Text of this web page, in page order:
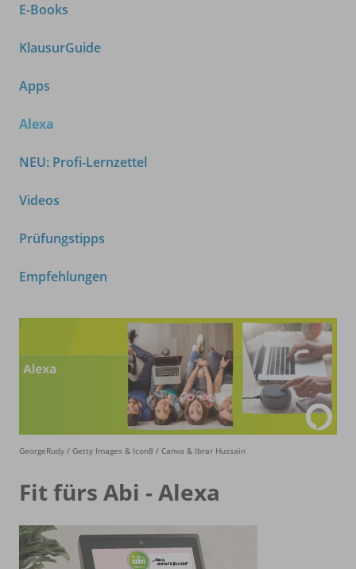
E-Books
KlausurGuide
Apps
Alexa
NEU: Profi-Lernzettel
Videos
Prüfungstipps
Empfehlungen
GeorgeRudy / Getty Images & Icon8 / Canva & Ibrar Hussain
Fit fürs Abi - Alexa